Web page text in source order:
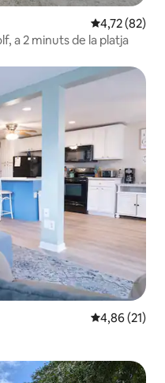
4,72 de
4,72 (82)
a 2 minuts de la platja
4,86 de
4,86 (21)